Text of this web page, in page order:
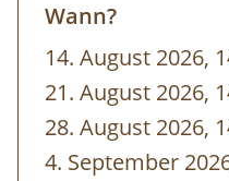
Wann?
14. August 2026,
21. August 2026,
28. August 2026,
4. September